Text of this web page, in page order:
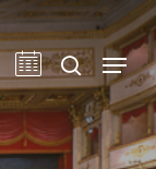
cerca